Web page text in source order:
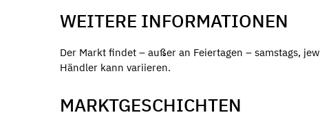
WEITERE INFORMATIONEN
Der Markt findet – außer an Feiertagen – samstags,
Händler kann variieren.
MARKTGESCHICHTEN